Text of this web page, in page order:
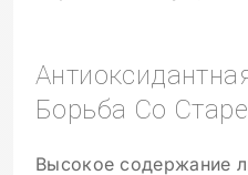
Борьба Со
Высокое содержание